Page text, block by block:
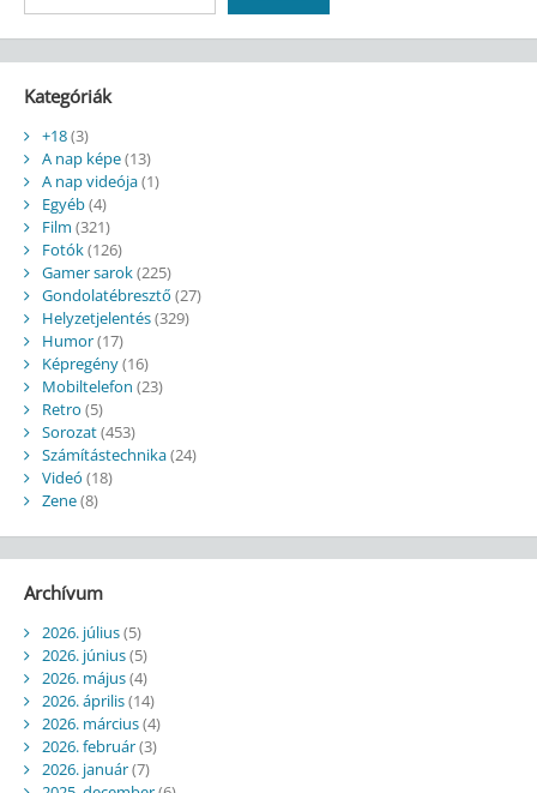
Kategóriák
+18(3)
A nap képe(13)
A nap videója(1)
Egyéb(4)
Film (321)
Fotók(126)
Gamer sarok(225)
Gondolatébresztő (27)
Helyzetjelentés(329)
Humor(17)
Képregény(16)
Mobiltelefon (23)
Retro (5)
Sorozat(453)
Számítástechnika(24)
Videó (18)
Zene(8)
Archívum
2026. július(5)
2026. június(5)
2026. május(4)
2026. április(14)
2026. március(4)
2026. február(3)
2026. január(7)